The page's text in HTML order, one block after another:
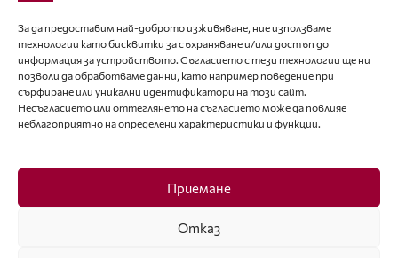
За да предоставим най-доброто изживяване, ние използваме
технологии като бисквитки за съхраняване и/или достъп до
информация за устройството. Съгласието с тези технологии ще ни
позволи да обработваме данни, като например поведение при
сърфиране или уникални идентификатори на този сайт.
Несъгласието или оттеглянето на съгласието може да повлияе
неблагоприятно на определени характеристики и функции.
Приемане
Отказ
За контакти
editor@fashion-lifestyle.net
+359 88 227 33 47
Последвайте ни
Facebook